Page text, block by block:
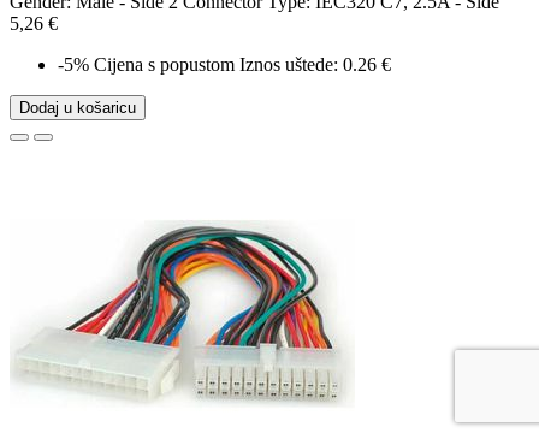
5,26 €
-5% Cijena s popustom Iznos uštede: 0.26 €
Dodaj u košaricu